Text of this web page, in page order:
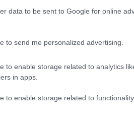
data to be sent to Google for online
to send me personalized advertising.
to enable storage related to analytics
in apps.
to enable storage related to